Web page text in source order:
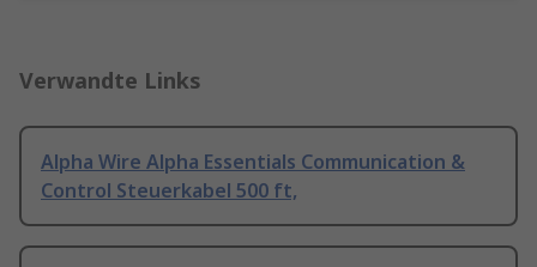
Verwandte Links
Alpha Wire Alpha Essentials Communication &
Control Steuerkabel 500 ft,